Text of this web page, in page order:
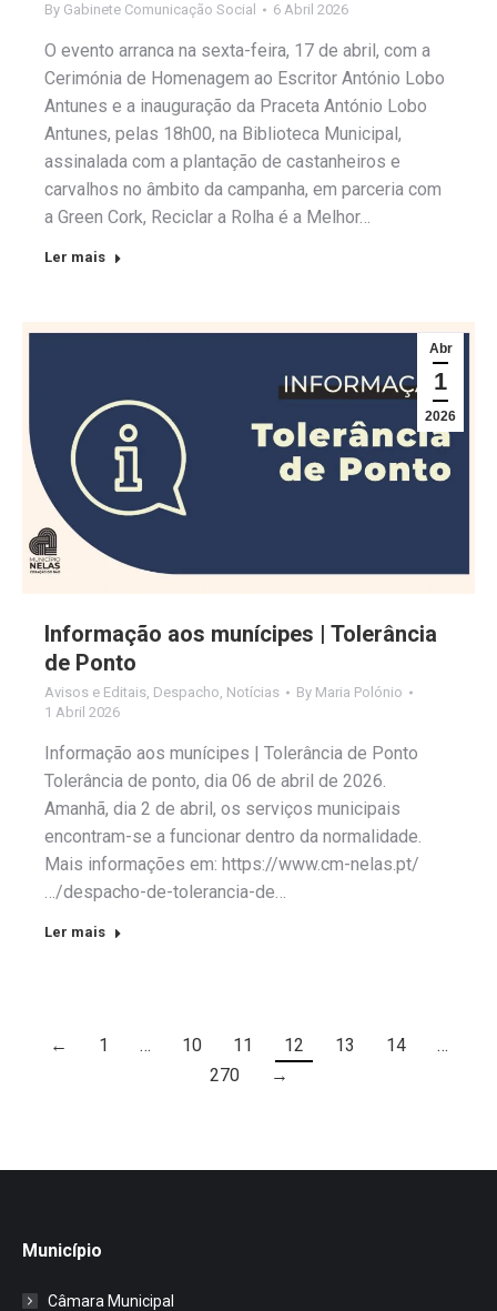
By Gabinete Comunicação Social 6 Abril 2026
O evento arranca na sexta-feira, 17 de abril, com a
Cerimónia de Homenagem ao Escritor António Lobo
Antunes e a inauguração da Praceta António Lobo
Antunes, pelas 18h00, na Biblioteca Municipal,
assinalada com a plantação de castanheiros e
carvalhos no âmbito da campanha, em parceria com
a Green Cork, Reciclar a Rolha é a Melhor…
Ler mais
Abr
1
2026
Informação aos munícipes | Tolerância
de Ponto
Avisos e Editais Despacho Notícias By Maria Polónio
1 Abril 2026
Informação aos munícipes | Tolerância de Ponto
Tolerância de ponto, dia 06 de abril de 2026.
Amanhã, dia 2 de abril, os serviços municipais
encontram-se a funcionar dentro da normalidade.
Mais informações em: https://www.cm-nelas.pt/
…/despacho-de-tolerancia-de…
Ler mais
← 1 … 10 11 12 13 14
…
270
→
Município
Câmara Municipal